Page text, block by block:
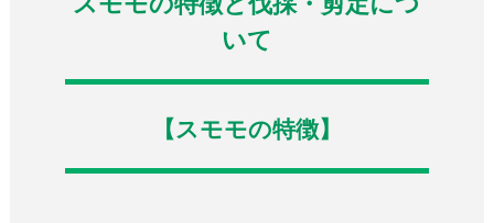
いて
【スモモの特徴】